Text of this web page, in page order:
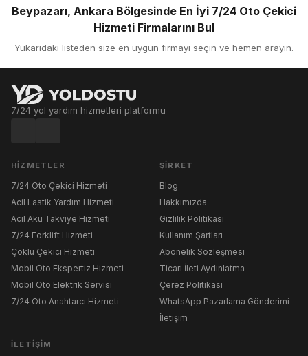
Beypazarı, Ankara Bölgesinde En İyi 7/24 Oto Çekici
Hizmeti Firmalarını Bul
Yukarıdaki listeden size en uygun firmayı seçin ve hemen arayın.
7/24 yol yardım hizmetleri platformu
HIZMETLER
7/24 Oto Çekici Hizmeti
Acil Lastik Yardım Hizmeti
Acil Akü Takviye Hizmeti
7/24 Forklift Hizmeti
Çoklu Çekici Hizmeti
Mobil Oto Ekspertiz Hizmeti
Mobil Oto Elektrik Servisi
7/24 Oto Anahtarcı Hizmeti
ŞIRKET
Blog
Hakkımızda
Gizlilik Politikası
Kullanım Şartları
Abonelik Sözleşmesi
Ticari İleti Aydınlatma
Çerez Politikası
WhatsApp Pazarlama Gönderimi
İletişim
İLETIŞIM